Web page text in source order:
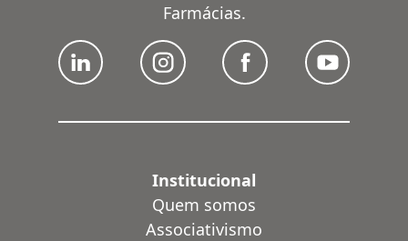
Farmácias.
Institucional
Quem somos
Associativismo